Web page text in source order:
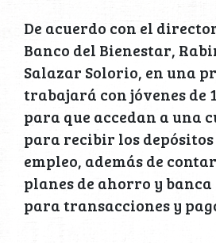
De acuerdo con el
Banco del Bienestar,
Salazar Solorio, en una
trabajará con jóvenes de
para que accedan a una
para recibir los depósitos
empleo, además de
planes de ahorro y
para transacciones y